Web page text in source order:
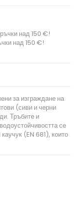
над 150 €!
над 150 €!
за изграждане на
(сиви и черни
Тръбите и
се
(EN 681), които